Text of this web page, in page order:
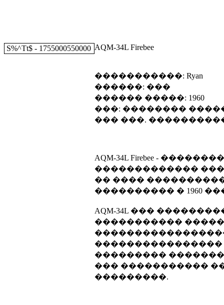
S%^Tt$ - 1755000550000 AQM-34L Firebee
�����������: Ryan
������: ���
������ �����: 1960
���: ��������
��� ���.
AQM-34L Firebee -
�������������
�� ���� �����������
���������� � 1960
AQM-34L ���
�����������
����������������
���������
��� �����������
���������.